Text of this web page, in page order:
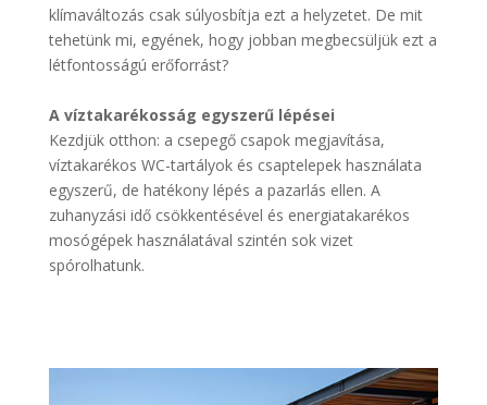
klímaváltozás csak súlyosbítja ezt a helyzetet. De mit
tehetünk mi, egyének, hogy jobban megbecsüljük ezt a
létfontosságú erőforrást?
A víztakarékosság egyszerű lépései
Kezdjük otthon: a csepegő csapok megjavítása,
víztakarékos WC-tartályok és csaptelepek használata
egyszerű, de hatékony lépés a pazarlás ellen. A
zuhanyzási idő csökkentésével és energiatakarékos
mosógépek használatával szintén sok vizet
spórolhatunk.